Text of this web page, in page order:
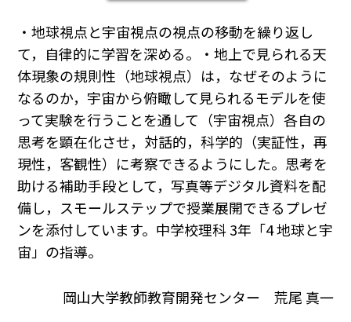
・地球視点と宇宙視点の視点の移動を繰り返し
て，自律的に学習を深める。・地上で見られる天
体現象の規則性（地球視点）は，なぜそのように
なるのか，宇宙から俯瞰して見られるモデルを使
って実験を行うことを通して（宇宙視点）各自の
思考を顕在化させ，対話的，科学的（実証性，再
現性，客観性）に考察できるようにした。思考を
助ける補助手段として，写真等デジタル資料を配
備し，スモールステップで授業展開できるプレゼ
ンを添付しています。中学校理科 3年「4 地球と宇
宙」の指導。
岡山大学教師教育開発センター 荒尾 真一